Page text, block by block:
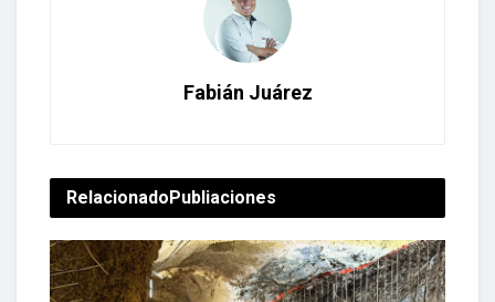
Fabián Juárez
Relacionado Publiaciones